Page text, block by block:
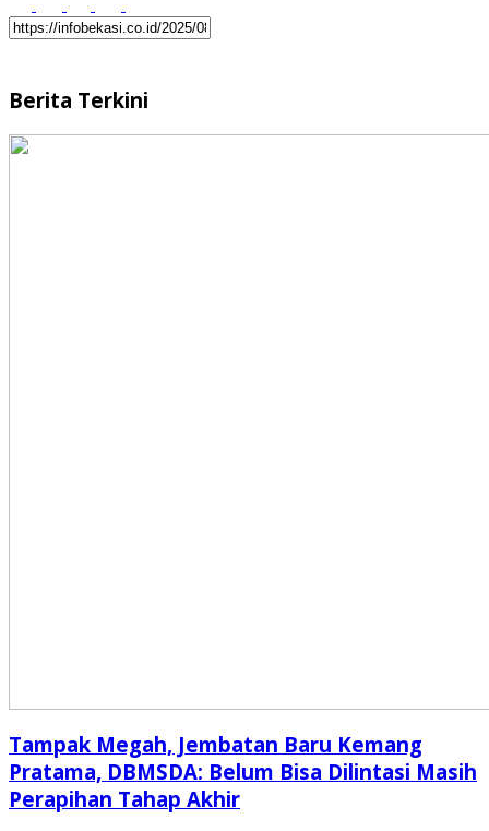
Berita Terkini
Tampak Megah, Jembatan Baru Kemang
Pratama, DBMSDA: Belum Bisa Dilintasi Masih
Perapihan Tahap Akhir